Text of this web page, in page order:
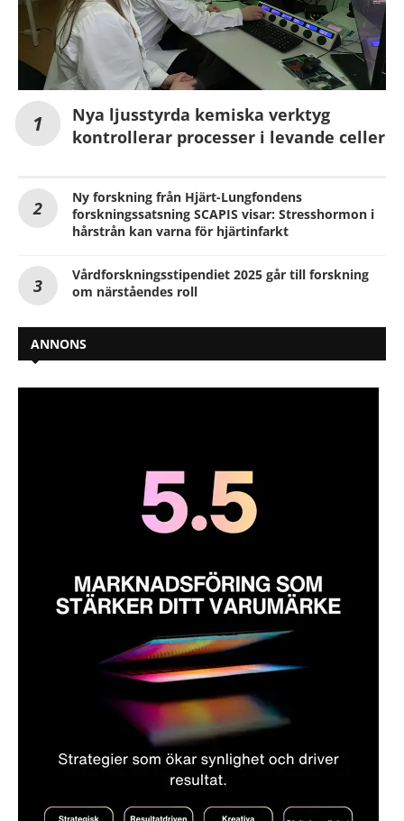
Nya ljusstyrda kemiska verktyg
kontrollerar processer i levande celler
Ny forskning från Hjärt-Lungfondens
forskningssatsning SCAPIS visar: Stresshormon i
hårstrån kan varna för hjärtinfarkt
Vårdforskningsstipendiet 2025 går till forskning
om närståendes roll
ANNONS